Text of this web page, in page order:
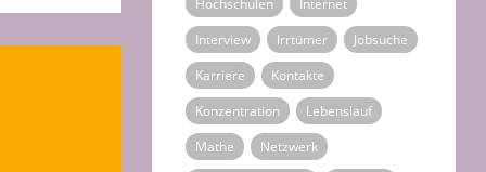
Hochschulen
Internet
Interview
Irrtümer
Jobsuche
Karriere
Kontakte
Konzentration
Lebenslauf
Mathe
Netzwerk